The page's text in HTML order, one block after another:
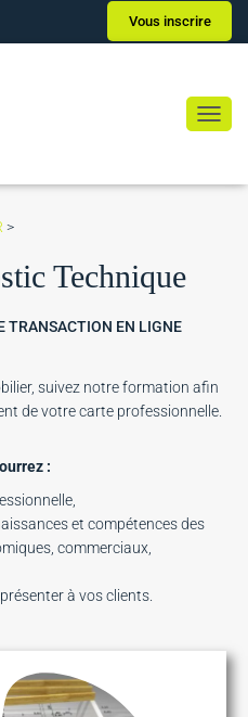
Vous inscrire
>
Technique
TRANSACTION EN LIGNE
suivez notre formation afin
de votre carte professionnelle.
:
et compétences des
commerciaux,
à vos clients.